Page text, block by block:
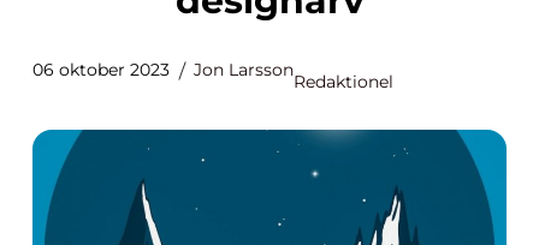
06 oktober 2023 Jon Larsson
Redaktionel